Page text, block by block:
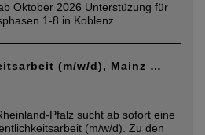
Oktober 2026 Unterstüzung für
1-8 in Koblenz.
(m/w/d), Mainz …
Pfalz sucht ab sofort eine
(m/w/d). Zu den